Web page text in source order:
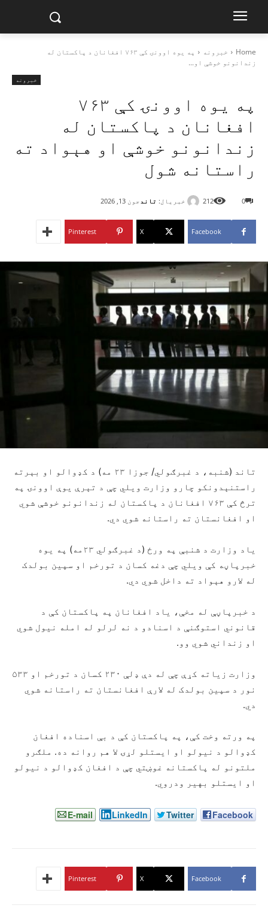
Home خبرونه
په یوه اوونۍ کې ۷۶۳ افغانان د پاکستان له
زندانونو خوشې او...
خبرونه
په یوه اوونۍ کې ۷۶۳
افغانان د پاکستان له
زندانونو خوشې او هېواد ته
راستانه شول
خبریال: تاند جون 13, 2026 0
212
Facebook
X
Pinterest
تاند (شنبه، د غبرګولي/ جوزا ۲۳ مه) د کډوالو او بېرته
راستنېدونکو چارو وزارت ویلي چې د تېرې یوې اوونۍ په
ترڅ کې ۷۶۳ افغانان د پاکستان له زندانونو خوشې شوي
او افغانستان ته راستانه شوي دي.
یاد وزارت د شنبې په ورځ (د غبرګولي ۲۳مه) په یوه
خبرپاڼه کې ویلي چې دغه کسان د تورخم او سپین بولدک
له لارو هېواد ته داخل شوي دي.
د خبرپاڼې له مخې، یاد افغانان په پاکستان کې د
قانوني استوګنې د اسنادو د نه لرلو له امله نیول شوي
او زنداني شوي وو.
وزارت زیاته کړې چې له دې ډلې ۲۳۰ کسان د تورخم او ۵۳۳
نور د سپین بولدک له لارې افغانستان ته راستانه شوي
دي.
په ورته وخت کې، په پاکستان کې د بې اسناده افغان
کډوالو د نیولو او ایستلو لړۍ لا هم روانه ده. ملګرو
ملتونو له پاکستانه غوښتي چې د افغان کډوالو د نیولو
او ایستلو بهیر ودروي.
Facebook
Twitter
LinkedIn
E-mail
Facebook
X
Pinterest